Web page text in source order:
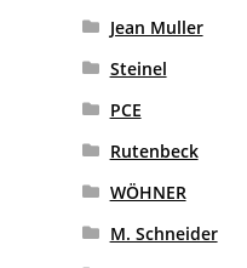
Jean Muller
Steinel
PCE
Rutenbeck
WÖHNER
M. Schneider